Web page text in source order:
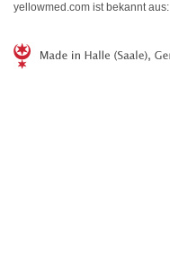
yellowmed.com ist bekannt aus: